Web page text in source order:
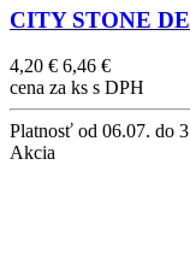
CITY STONE
4,20 € 6,46 €
cena za ks s DPH
Platnosť od 06.07. do
Akcia